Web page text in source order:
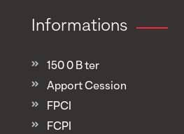
Informations
150 0 B ter
Apport Cession
FPCI
FCPI